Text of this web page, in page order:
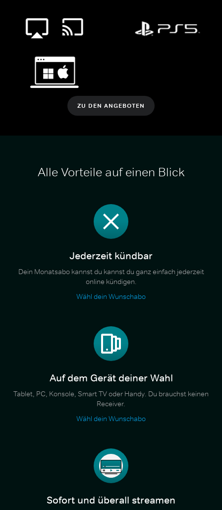
ZU DEN ANGEBOTEN
Alle Vorteile auf einen Blick
Jederzeit kündbar
Dein Monatsabo kannst du kannst du ganz einfach jederzeit
online kündigen.
Wähl dein Wunschabo
Auf dem Gerät deiner Wahl
Tablet, PC, Konsole, Smart TV oder Handy. Du brauchst keinen
Receiver.
Wähl dein Wunschabo
Sofort und überall streamen